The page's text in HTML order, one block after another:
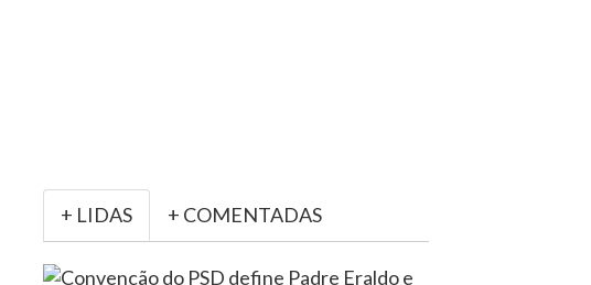
+ LIDAS + COMENTADAS